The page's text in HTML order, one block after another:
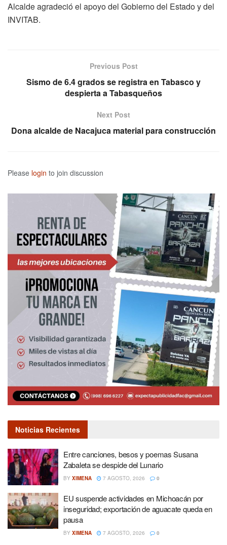
Alcalde agradeció el apoyo del Gobierno del Estado y del
INVITAB.
Previous Post
Sismo de 6.4 grados se registra en Tabasco y
despierta a Tabasqueños
Next Post
Dona alcalde de Nacajuca material para construcción
Please login to join discussion
Noticias Recientes
Entre canciones, besos y poemas Susana
Zabaleta se despide del Lunario
BY XIMENA 7 AGOSTO, 2026 0
EU suspende actividades en Michoacán por
inseguridad; exportación de aguacate queda en
pausa
BY XIMENA 7 AGOSTO, 2026 0